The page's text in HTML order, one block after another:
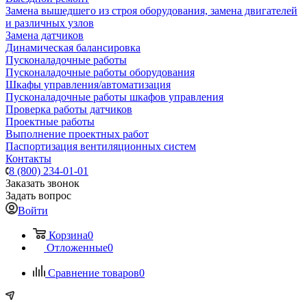
Замена вышедшего из строя оборудования, замена двигателей
и различных узлов
Замена датчиков
Динамическая балансировка
Пусконаладочные работы
Пусконаладочные работы оборудования
Шкафы управления/автоматизация
Пусконаладочные работы шкафов управления
Проверка работы датчиков
Проектные работы
Выполнение проектных работ
Паспортизация вентиляционных систем
Контакты
8 (800) 234-01-01
Заказать звонок
Задать вопрос
Войти
Корзина0
Отложенные0
Сравнение товаров0